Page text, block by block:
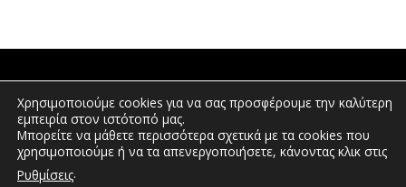
ΠΟΛΙΤΕΣ
ΕΠΕΝΔΥΤΕΣ
Χρησιμοποιούμε cookies για να σας προσφέρουμε την καλύτερη
εμπειρία στον ιστότοπό μας.
Μπορείτε να μάθετε περισσότερα σχετικά με τα cookies που
χρησιμοποιούμε ή να τα απενεργοποιήσετε, κάνοντας κλικ στις
Ρυθμίσεις.